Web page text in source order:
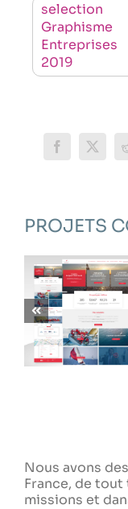
selection
Graphisme
Entreprises
2019
Facebook
X
PROJETS
CARDINALE
Nous avons
France, de
missions et